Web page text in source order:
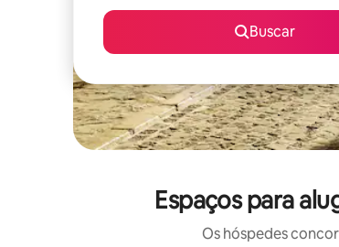
Buscar
Espaços para
Os hóspedes